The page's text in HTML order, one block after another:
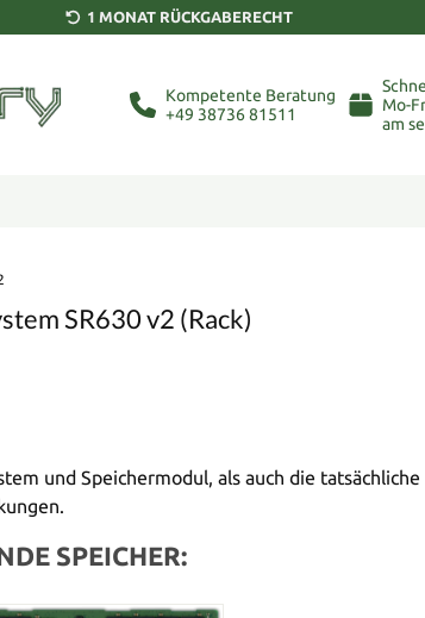
1 MONAT RÜCKGABERECHT
Kompetente Beratung
+49 38736 81511
Mo-
am
SR630 v2 (Rack)
und Speichermodul, als auch die
SPEICHER: